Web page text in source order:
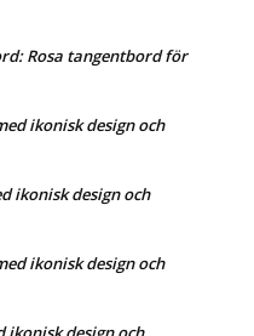
Rosa tangentbord för
ikonisk design och
ikonisk design och
ikonisk design och